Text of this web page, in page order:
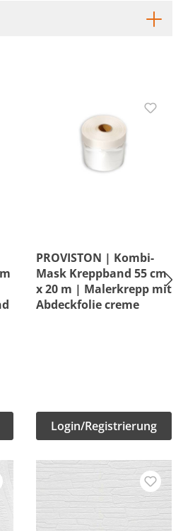
PROVISTON | Kombi-
Mask Kreppband 55 cm
x 20 m | Malerkrepp mit
Abdeckfolie creme
Login/Registrierung